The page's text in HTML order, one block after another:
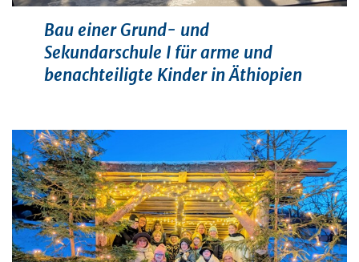
Bau einer Grund- und
Sekundarschule I für arme und
benachteiligte Kinder in Äthiopien